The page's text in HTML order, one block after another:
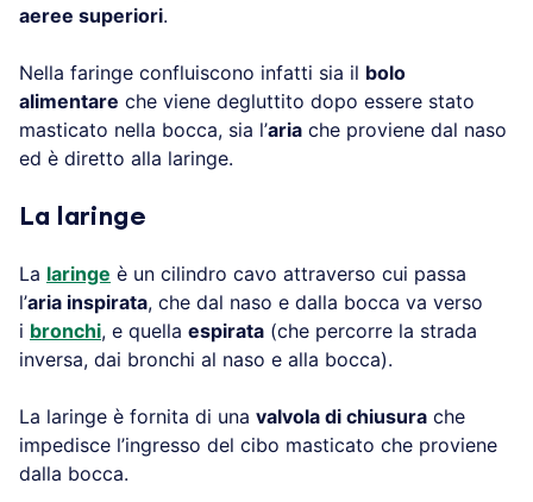
aeree superiori.
Nella faringe confluiscono infatti sia il bolo
alimentare che viene degluttito dopo essere stato
masticato nella bocca, sia l’aria che proviene dal naso
ed è diretto alla laringe.
La laringe
La laringe è un cilindro cavo attraverso cui passa
l’aria inspirata, che dal naso e dalla bocca va verso
i bronchi, e quella espirata (che percorre la strada
inversa, dai bronchi al naso e alla bocca).
La laringe è fornita di una valvola di chiusura che
impedisce l’ingresso del cibo masticato che proviene
dalla bocca.